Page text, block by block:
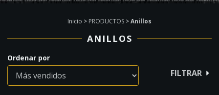
Inicio > PRODUCTOS >Anillos
ANILLOS
Ordenar por
FILTRAR